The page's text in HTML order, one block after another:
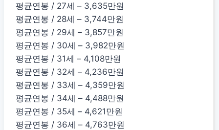
평균연봉 / 27세 – 3,635만원
평균연봉 / 28세 – 3,744만원
평균연봉 / 29세 – 3,857만원
평균연봉 / 30세 – 3,982만원
평균연봉 / 31세 – 4,108만원
평균연봉 / 32세 – 4,236만원
평균연봉 / 33세 – 4,359만원
평균연봉 / 34세 – 4,488만원
평균연봉 / 35세 – 4,621만원
평균연봉 / 36세 – 4,763만원